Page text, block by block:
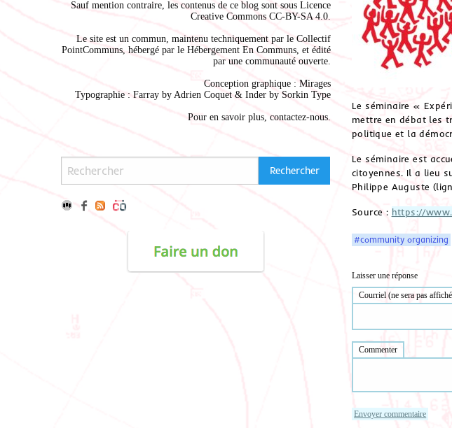
Sauf mention contraire, les contenus de ce blog sont sous Licence
Creative Commons CC-BY-SA 4.0.
Le site est un commun, maintenu techniquement par le Collectif
PointCommuns, hébergé par le Hébergement En Communs, et édité
par une communauté ouverte.
Conception graphique : Mirages
Typographie : Farray by Adrien Coquet & Inder by Sorkin Type
Pour en savoir plus, contactez-nous.
Le séminaire «
mettre en débat les
politique et la
Le séminaire est
citoyennes. Il a lieu
Philippe Auguste
Source : https://
#community organizing
Laisser une réponse
Courriel (ne sera pas
Commenter